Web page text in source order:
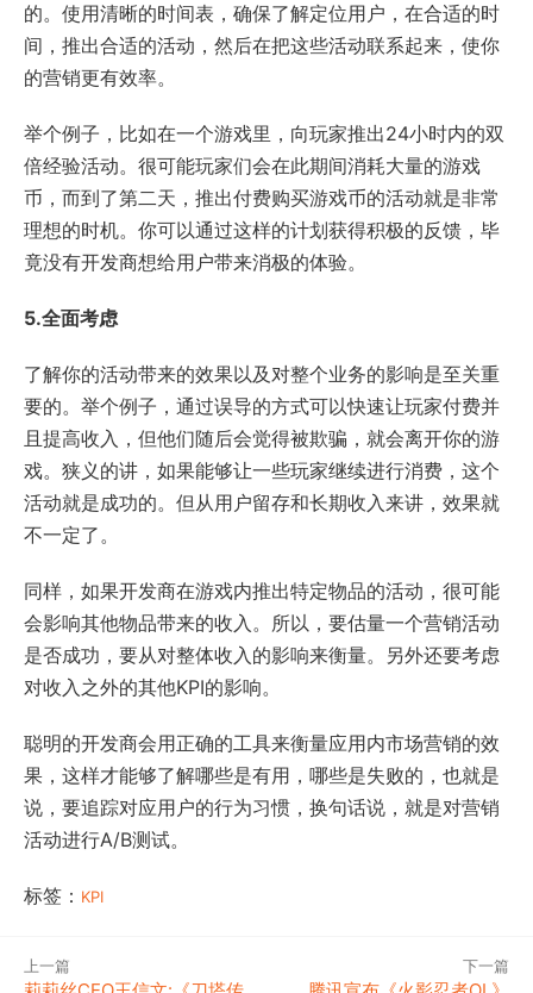
的。使用清晰的时间表，确保了解定位用户，在合适的时
间，推出合适的活动，然后在把这些活动联系起来，使你
的营销更有效率。
举个例子，比如在一个游戏里，向玩家推出24小时内的双
倍经验活动。很可能玩家们会在此期间消耗大量的游戏
币，而到了第二天，推出付费购买游戏币的活动就是非常
理想的时机。你可以通过这样的计划获得积极的反馈，毕
竟没有开发商想给用户带来消极的体验。
5.全面考虑
了解你的活动带来的效果以及对整个业务的影响是至关重
要的。举个例子，通过误导的方式可以快速让玩家付费并
且提高收入，但他们随后会觉得被欺骗，就会离开你的游
戏。狭义的讲，如果能够让一些玩家继续进行消费，这个
活动就是成功的。但从用户留存和长期收入来讲，效果就
不一定了。
同样，如果开发商在游戏内推出特定物品的活动，很可能
会影响其他物品带来的收入。所以，要估量一个营销活动
是否成功，要从对整体收入的影响来衡量。另外还要考虑
对收入之外的其他KPI的影响。
聪明的开发商会用正确的工具来衡量应用内市场营销的效
果，这样才能够了解哪些是有用，哪些是失败的，也就是
说，要追踪对应用户的行为习惯，换句话说，就是对营销
活动进行A/B测试。
标签： KPI
上一篇 下一篇